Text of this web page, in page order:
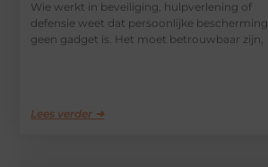
Wie werkt in beveiliging, hulpverlening of
defensie weet dat persoonlijke bescherming
geen gadget is. Het moet betrouwbaar zijn,
Lees verder ➜